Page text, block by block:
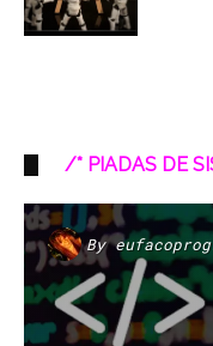
/* PIADAS DE
By